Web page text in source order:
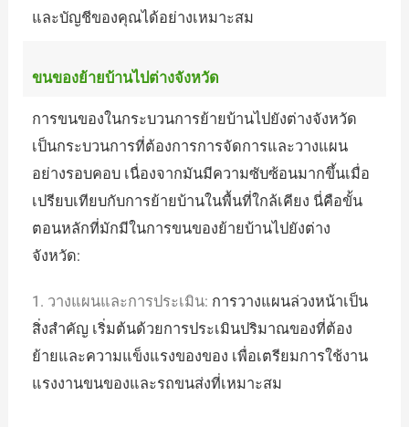
และบัญชีของคุณได้อย่างเหมาะสม
ขนของย้ายบ้านไปต่างจังหวัด
การขนของในกระบวนการย้ายบ้านไปยังต่างจังหวัด
เป็นกระบวนการที่ต้องการการจัดการและวางแผน
อย่างรอบคอบ เนื่องจากมันมีความซับซ้อนมากขึ้นเมื่อ
เปรียบเทียบกับการย้ายบ้านในพื้นที่ใกล้เคียง นี่คือขั้น
ตอนหลักที่มักมีในการขนของย้ายบ้านไปยังต่าง
จังหวัด:
1. วางแผนและการประเมิน: การวางแผนล่วงหน้าเป็น
สิ่งสำคัญ เริ่มต้นด้วยการประเมินปริมาณของที่ต้อง
ย้ายและความแข็งแรงของของ เพื่อเตรียมการใช้งาน
แรงงานขนของและรถขนส่งที่เหมาะสม